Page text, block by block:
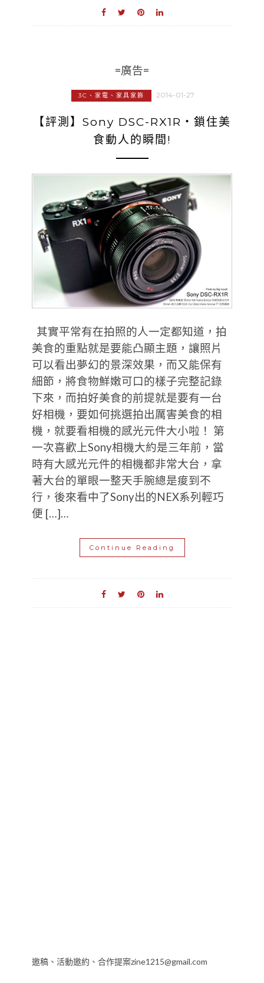
=廣告=
3C、家電、家具家飾 2014-01-27
【評測】Sony DSC-RX1R‧鎖住美
食動人的瞬間!
其實平常有在拍照的人一定都知道，拍
美食的重點就是要能凸顯主題，讓照片
可以看出夢幻的景深效果，而又能保有
細節，將食物鮮嫩可口的樣子完整記錄
下來，而拍好美食的前提就是要有一台
好相機，要如何挑選拍出厲害美食的相
機，就要看相機的感光元件大小啦！ 第
一次喜歡上Sony相機大約是三年前，當
時有大感光元件的相機都非常大台，拿
著大台的單眼一整天手腕總是痠到不
行，後來看中了Sony出的NEX系列輕巧
便 […]…
Continue Reading
邀稿、活動邀約、合作提案zine1215@gmail.com